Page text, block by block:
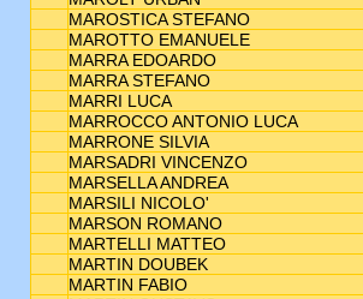
MAROSTICA STEFANO
MAROTTO EMANUELE
MARRA EDOARDO
MARRA STEFANO
MARRI LUCA
MARROCCO ANTONIO LUCA
MARRONE SILVIA
MARSADRI VINCENZO
MARSELLA ANDREA
MARSILI NICOLO'
MARSON ROMANO
MARTELLI MATTEO
MARTIN DOUBEK
MARTIN FABIO